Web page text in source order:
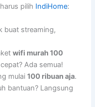
pilih IndiHome:
buat streaming,
wifi murah 100
Ada semua!
mulai100 ribuan aja.
bantuan? Langsung